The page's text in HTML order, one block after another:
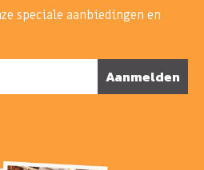
speciale aanbiedingen en
Aanmelden